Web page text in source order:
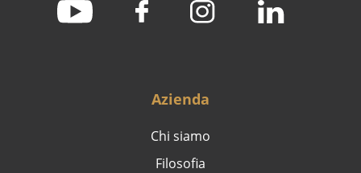
Azienda
Chi siamo
Filosofia